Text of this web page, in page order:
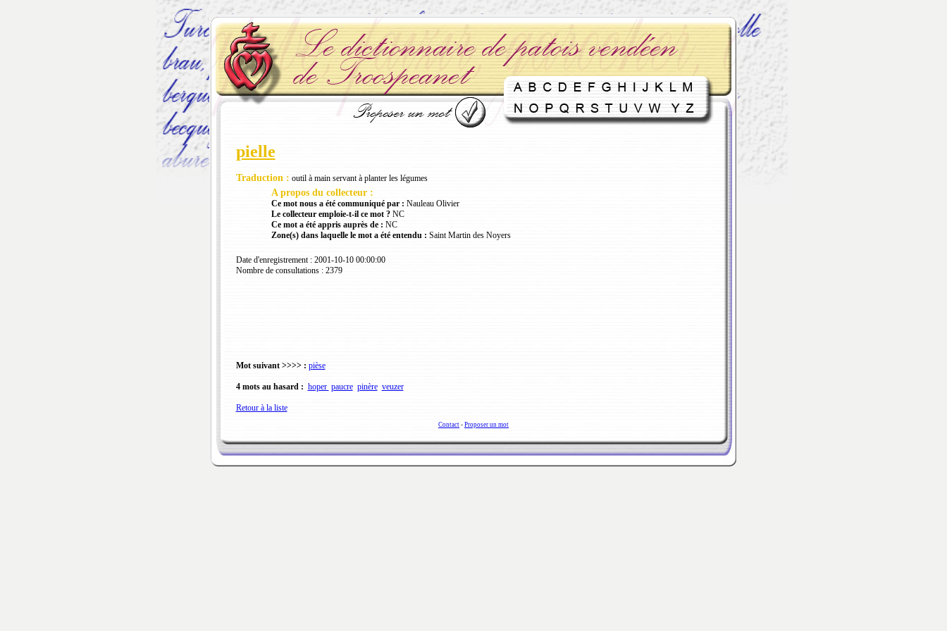
pielle
Traduction : outil à main servant à planter les légumes
A propos du collecteur :
Ce mot nous a été communiqué par : Nauleau Olivier
Le collecteur emploie-t-il ce mot ?NC
Ce mot a été appris auprès de : NC
Zone(s) dans laquelle le mot a été entendu : Saint Martin des Noyers
Date d'enregistrement : 2001-10-10 00:00:00
Nombre de consultations : 2379
Mot suivant >>>> : pièse
4 mots au hasard : hoper paucre pinère veuzer
Retour à la liste
Contact - Proposer un mot